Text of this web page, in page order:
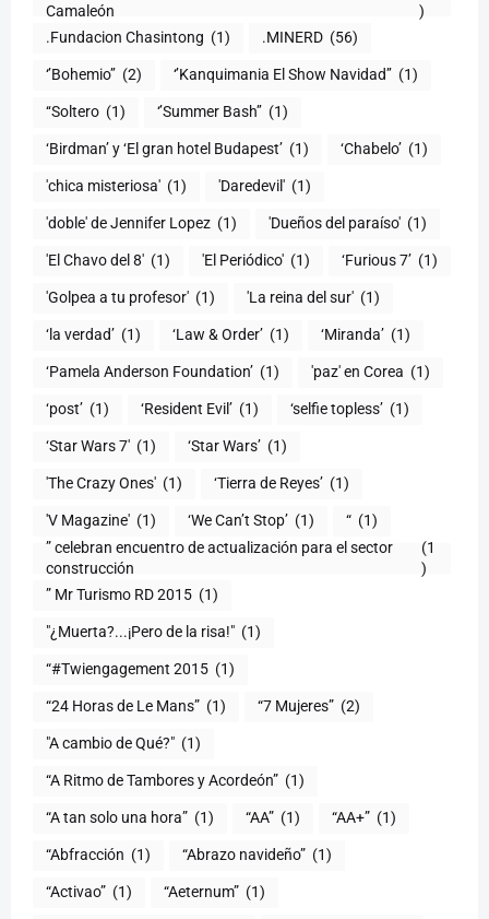
Camaleón
)
.Fundacion Chasintong (1) .MINERD (56)
‘’Bohemio’’ (2) ‘’Kanquimania El Show Navidad’’ (1)
‘‘Soltero (1) ‘’Summer Bash’’ (1)
‘Birdman’ y ‘El gran hotel Budapest’ (1) ‘Chabelo’ (1)
'chica misteriosa' (1) 'Daredevil' (1)
'doble' de Jennifer Lopez (1) 'Dueños del paraíso' (1)
'El Chavo del 8' (1) 'El Periódico' (1) ‘Furious 7’ (1)
'Golpea a tu profesor' (1) 'La reina del sur' (1)
‘la verdad’ (1) ‘Law & Order’ (1) ‘Miranda’ (1)
‘Pamela Anderson Foundation’ (1) 'paz' en Corea (1)
‘post’ (1) ‘Resident Evil’ (1) ‘selfie topless’ (1)
‘Star Wars 7′ (1) ‘Star Wars’ (1)
'The Crazy Ones' (1) ‘Tierra de Reyes’ (1)
'V Magazine' (1) ‘We Can’t Stop’ (1) “ (1)
” celebran encuentro de actualización para el sector
construcción
(1
)
” Mr Turismo RD 2015 (1)
"¿Muerta?...¡Pero de la risa!" (1)
“#Twiengagement 2015 (1)
“24 Horas de Le Mans” (1) “7 Mujeres” (2)
(1)
“A Ritmo de Tambores y Acordeón” (1)
“A tan solo una hora” (1) “AA” (1) “AA+” (1)
“Abfracción (1) “Abrazo navideño” (1)
“Activao” (1) “Aeternum” (1)